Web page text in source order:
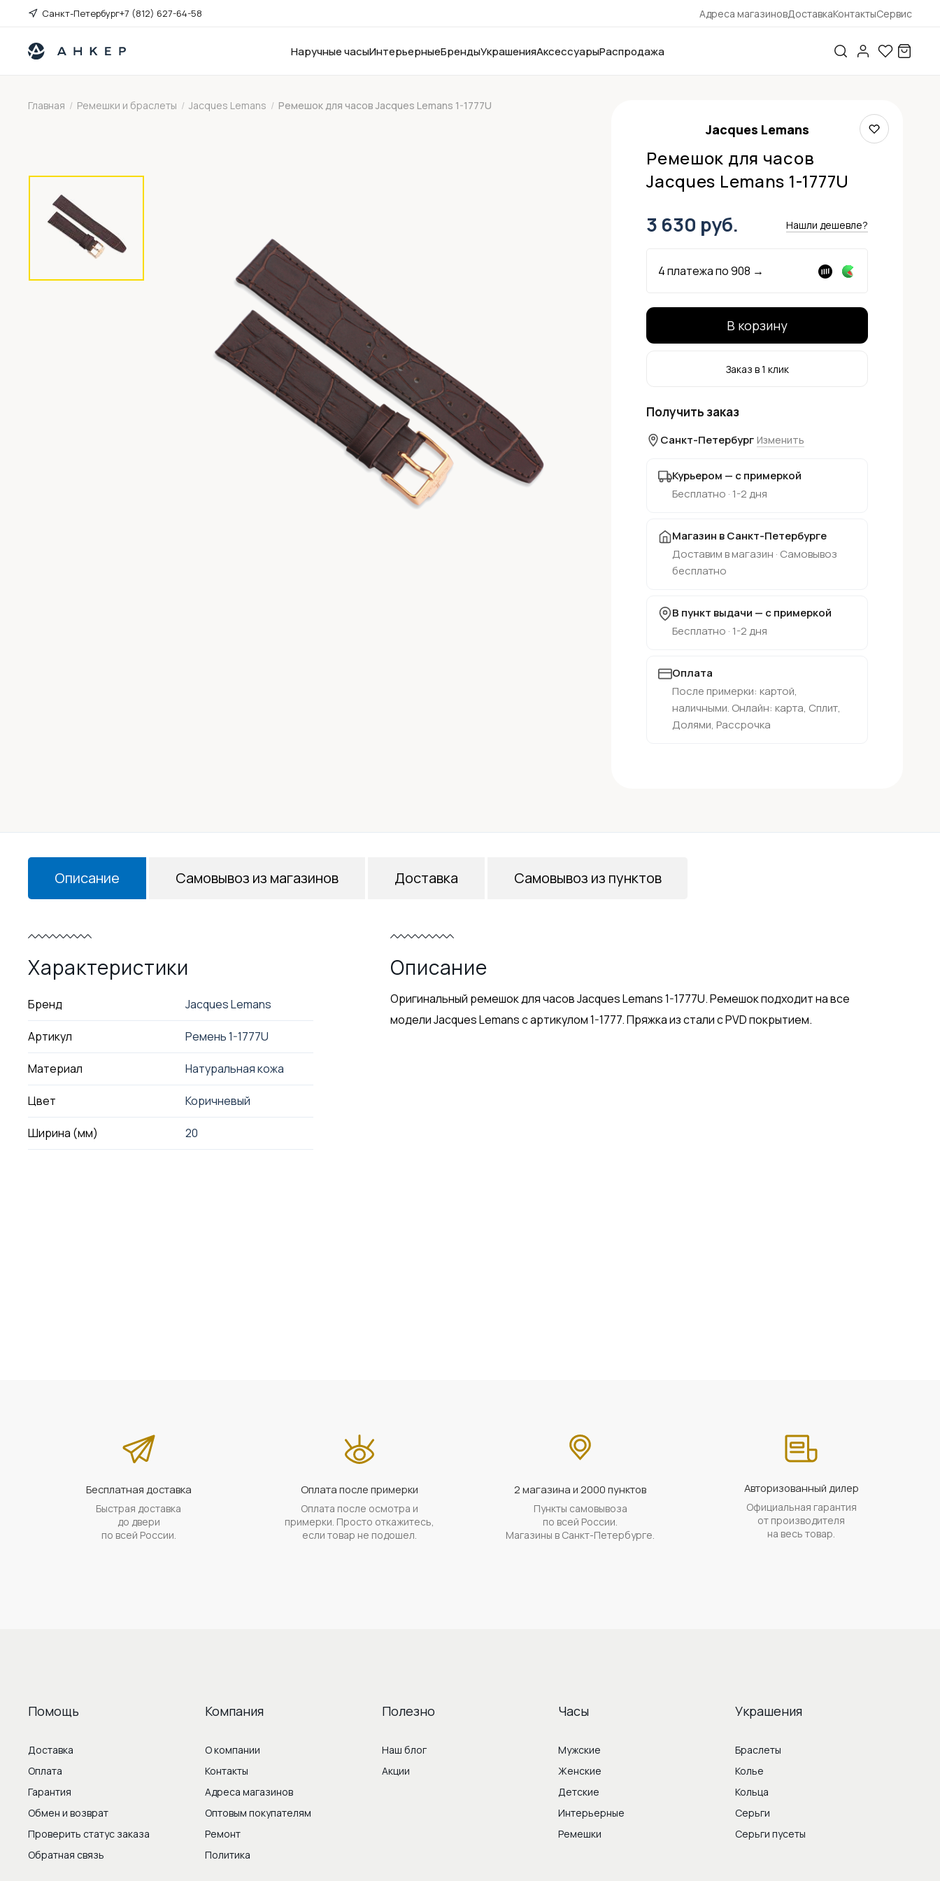
Санкт-Петербург+7 (812) 627-64-58 Адреса магазиновДоставкаКонтактыСервис
Наручные часыИнтерьерныеБрендыУкрашенияАксессуарыРаспродажа
Главная / Ремешки и браслеты / Jacques Lemans / Ремешок для часов Jacques Lemans 1-1777U
Jacques Lemans
Ремешок для часов
Jacques Lemans 1-1777U
3 630 руб. Нашли дешевле?
4 платежа по908 →
В корзину
Заказ в 1 клик
Получить заказ
Санкт-Петербург Изменить
Курьером — с примеркой
Бесплатно · 1-2 дня
Магазин в Санкт-Петербурге
Доставим в магазин · Самовывоз
бесплатно
В пункт выдачи — с примеркой
Бесплатно · 1-2 дня
Оплата
После примерки: картой,
наличными. Онлайн: карта, Сплит,
Долями, Рассрочка
Описание
Характеристики
Бренд Jacques Lemans
Артикул Ремень 1-1777U
Материал Натуральная кожа
Цвет Коричневый
Ширина (мм) 20
Описание
Оригинальный ремешок для часов Jacques Lemans 1-1777U. Ремешок подходит на все
модели Jacques Lemans с артикулом 1-1777. Пряжка из стали c PVD покрытием.
Самовывоз из магазинов Доставка Самовывоз из пунктов
Бесплатная доставка
Быстрая доставка
до двери
по всей России.
Оплата после примерки
Оплата после осмотра и
примерки. Просто откажитесь,
если товар не подошел.
2 магазина и 2000 пунктов
Пункты самовывоза
по всей России.
Магазины в Санкт-Петербурге.
Авторизованный дилер
Официальная гарантия
от производителя
на весь товар.
Помощь
Доставка
Оплата
Гарантия
Обмен и возврат
Проверить статус заказа
Обратная связь
Компания
О компании
Контакты
Адреса магазинов
Оптовым покупателям
Ремонт
Политика
Полезно
Наш блог
Акции
Часы
Мужские
Женские
Детские
Интерьерные
Ремешки
Украшения
Браслеты
Колье
Кольца
Серьги
Серьги пусеты